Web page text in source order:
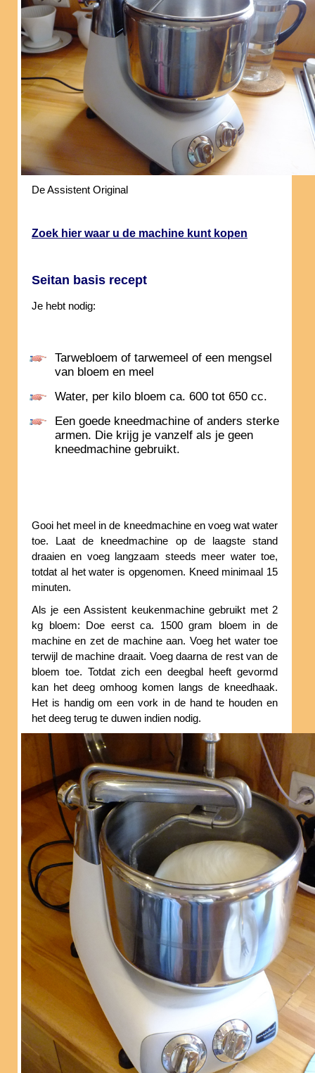
De Assistent Original
Zoek hier waar u de machine kunt kopen
Seitan basis recept
Je hebt nodig:
Tarwebloem of tarwemeel of een mengsel
van bloem en meel
Water, per kilo bloem ca. 600 tot 650 cc.
Een goede kneedmachine of anders sterke
armen. Die krijg je vanzelf als je geen
kneedmachine gebruikt.
Gooi het meel in de kneedmachine en voeg wat water
toe. Laat de kneedmachine op de laagste stand
draaien en voeg langzaam steeds meer water toe,
totdat al het water is opgenomen. Kneed minimaal 15
minuten.
Als je een Assistent keukenmachine gebruikt met 2
kg bloem: Doe eerst ca. 1500 gram bloem in de
machine en zet de machine aan. Voeg het water toe
terwijl de machine draait. Voeg daarna de rest van de
bloem toe. Totdat zich een deegbal heeft gevormd
kan het deeg omhoog komen langs de kneedhaak.
Het is handig om een vork in de hand te houden en
het deeg terug te duwen indien nodig.